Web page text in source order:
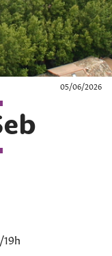
05/06/2026